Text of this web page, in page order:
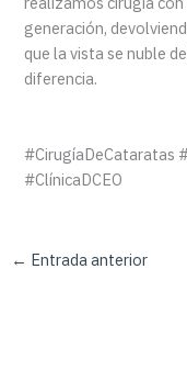
generación,
que la vista se nuble
diferencia.
#CirugíaDeCataratas
#ClínicaDCEO
← Entrada anterior